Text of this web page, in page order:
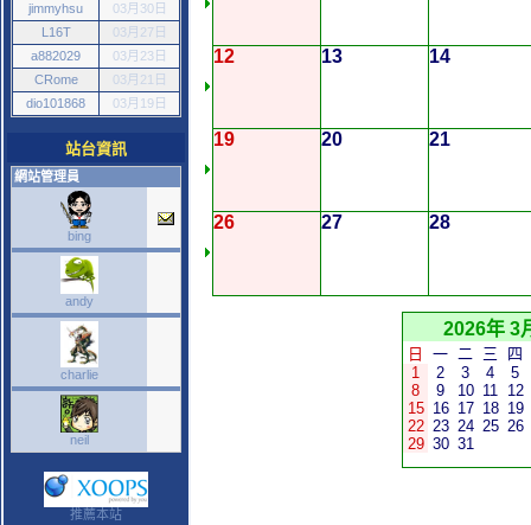
jimmyhsu
03月30日
L16T
03月27日
a882029
03月23日
CRome
03月21日
dio101868
03月19日
站台資訊
網站管理員
bing
andy
charlie
neil
推薦本站
12 13 14
19 20 21
26 27 28
2026年 3
日 一 二 三
四
1
2 3 4
5
8
9 10 11 12
15 16 17 18 19
22 23 24 25 26
29 30 31